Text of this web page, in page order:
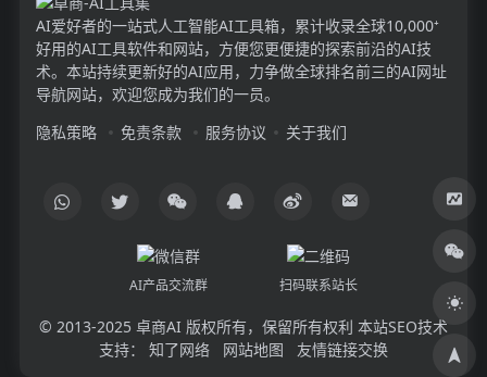
AI爱好者的一站式人工智能AI工具箱，累计收录全球10,000⁺
好用的AI工具软件和网站，方便您更便捷的探索前沿的AI技
术。本站持续更新好的AI应用，力争做全球排名前三的AI网址
导航网站，欢迎您成为我们的一员。
隐私策略
免责条款 服务协议 关于我们
AI产品交流群 扫码联系站长
© 2013-2025 卓商AI 版权所有，保留所有权利 本站SEO技术
支持：
知了网络 网站地图 友情链接交换